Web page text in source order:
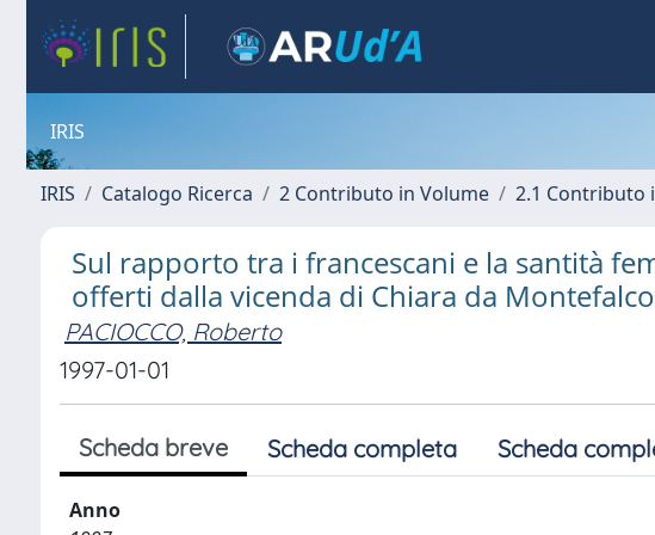
IRIS
IRIS Catalogo Ricerca 2 Contributo in Volume 2.1 Contributo
Sul rapporto tra i francescani e la santità
offerti dalla vicenda di Chiara da Montefalco
PACIOCCO, Roberto
1997-01-01
Scheda breve Scheda completa Scheda
Anno